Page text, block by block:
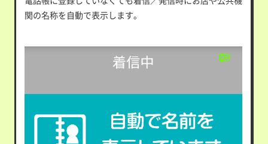
関の名称を自動で表示します。